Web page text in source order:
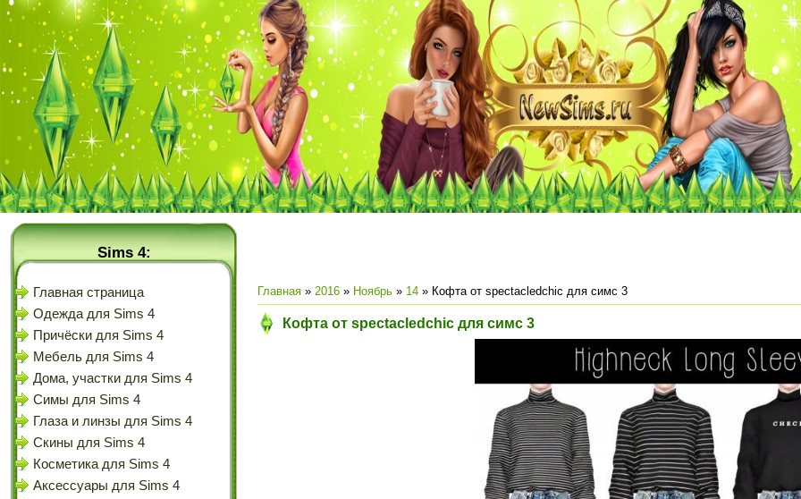
Sims 4:
Главная страница
Одежда для Sims 4
Причёски для Sims 4
Мебель для Sims 4
Дома, участки для Sims 4
Симы для Sims 4
Глаза и линзы для Sims 4
Скины для Sims 4
Косметика для Sims 4
Аксессуары для Sims 4
Главная » 2016 » Ноябрь » 14 » Кофта от spectacledchic для симс 3
Кофта от spectacledchic для симс 3